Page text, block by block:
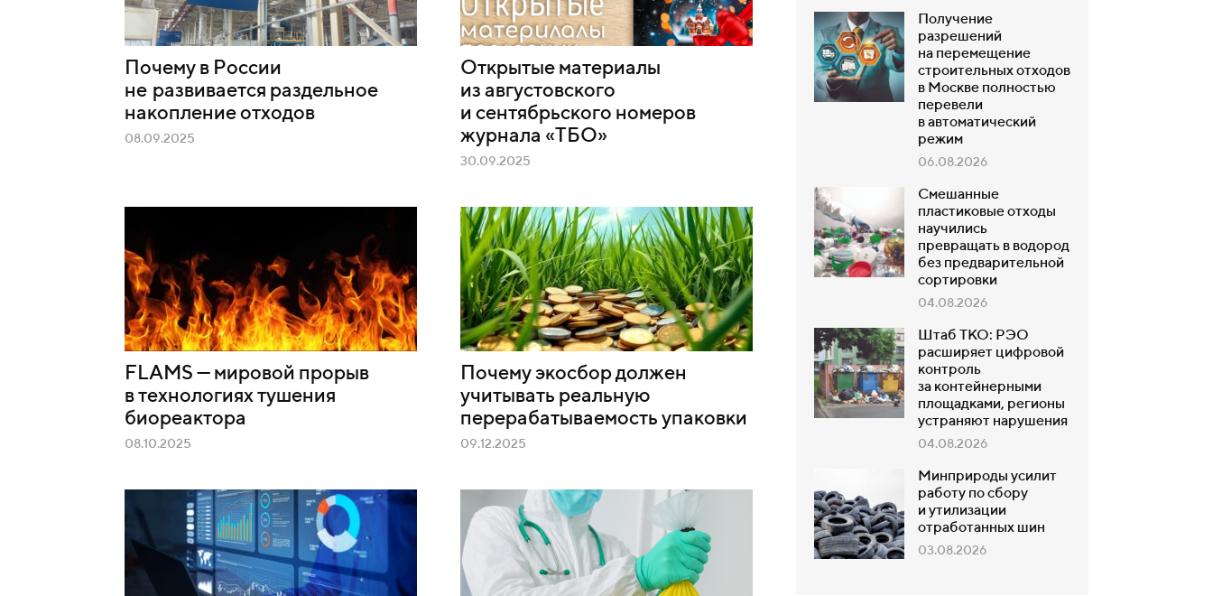
Почему в России
не развивается раздельное
накопление отходов
08.09.2025
Открытые материалы
из августовского
и сентябрьского номеров
журнала «ТБО»
30.09.2025
FLAMS — мировой прорыв
в технологиях тушения
биореактора
08.10.2025
Почему экосбор должен
учитывать реальную
перерабатываемость упаковки
09.12.2025
Получение
разрешений
на перемещение
строительных отходов
в Москве полностью
перевели
в автоматический
режим
06.08.2026
Смешанные
пластиковые отходы
научились
превращать в водород
без предварительной
сортировки
04.08.2026
Штаб ТКО: РЭО
расширяет цифровой
контроль
за контейнерными
площадками, регионы
устраняют нарушения
04.08.2026
Минприроды усилит
работу по сбору
и утилизации
отработанных шин
03.08.2026